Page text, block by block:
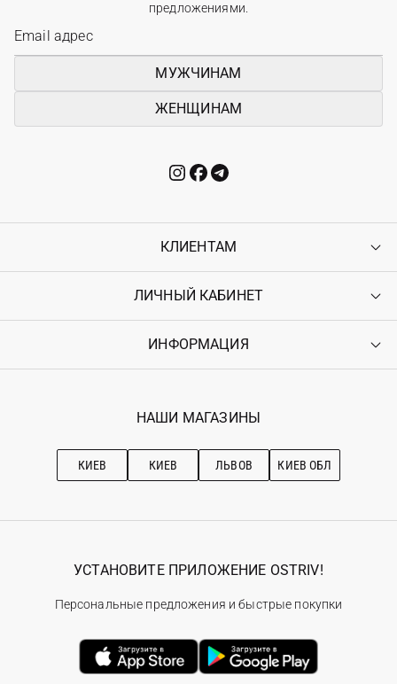
предложениями.
МУЖЧИНАМ
ЖЕНЩИНАМ
КЛИЕНТАМ
Контакты
Возврат
Гарантия
ЛИЧНЫЙ КАБИНЕТ
Войти
Ostriv Club+
ИНФОРМАЦИЯ
Наши магазини
Рекомендации по уходу
НАШИ МАГАЗИНЫ
КИЕВ КИЕВ ЛЬВОВ КИЕВ ОБЛ
УСТАНОВИТЕ ПРИЛОЖЕНИЕ OSTRIV!
Персональные предложения и быстрые покупки